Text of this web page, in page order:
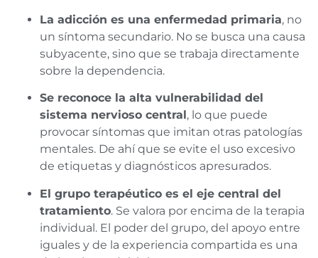
La adicción es una enfermedad primaria, no
un síntoma secundario. No se busca una causa
subyacente, sino que se trabaja directamente
sobre la dependencia.
Se reconoce la alta vulnerabilidad del
sistema nervioso central , lo que puede
provocar síntomas que imitan otras patologías
mentales. De ahí que se evite el uso excesivo
de etiquetas y diagnósticos apresurados.
El grupo terapéutico es el eje central del
tratamiento. Se valora por encima de la terapia
individual. El poder del grupo, del apoyo entre
iguales y de la experiencia compartida es una